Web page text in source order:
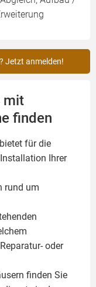
Jetzt anmelden!
mit
finden
für die
Ihrer
rund um
oder
finden Sie